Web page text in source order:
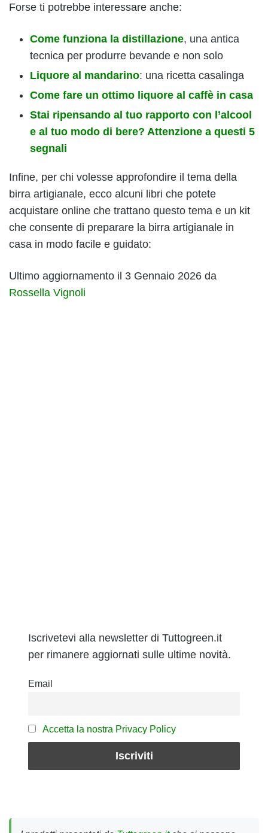
Forse ti potrebbe interessare anche:
Come funziona la distillazione, una antica
tecnica per produrre bevande e non solo
Liquore al mandarino: una ricetta casalinga
Come fare un ottimo liquore al caffè in casa
Stai ripensando al tuo rapporto con l’alcool
e al tuo modo di bere? Attenzione a questi 5
segnali
Infine, per chi volesse approfondire il tema della
birra artigianale, ecco alcuni libri che potete
acquistare online che trattano questo tema e un kit
che consente di preparare la birra artigianale in
casa in modo facile e guidato:
Ultimo aggiornamento il 3 Gennaio 2026 da
Rossella Vignoli
Iscrivetevi alla newsletter di Tuttogreen.it
per rimanere aggiornati sulle ultime novità.
Email
Accetta la nostra Privacy Policy